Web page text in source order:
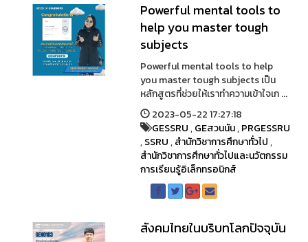
Powerful mental tools to
help you master tough
subjects
Powerful mental tools to help
you master tough subjects เป็น
หลักสูตรที่ช่วยให้เราทำความเข้าใจเก ...
2023-05-22 17:27:18
GESSRU,GEสวนนัน,PRGESSRU
,SSRU,สำนักวิชาการศึกษาทั่วไป,
สำนักวิชาการศึกษาทั่วไปและนวัตกรรม
การเรียนรู้อิเล็กทรอนิกส์
สังคมไทยในบริบทโลกปัจจุบัน